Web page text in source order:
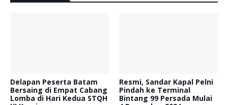
Delapan Peserta Batam
Bersaing di Empat Cabang
Lomba di Hari Kedua STQH
Resmi, Sandar Kapal Pelni
Pindah ke Terminal
Bintang 99 Persada Mulai